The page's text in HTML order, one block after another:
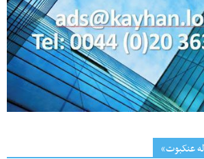
عنکبوت»